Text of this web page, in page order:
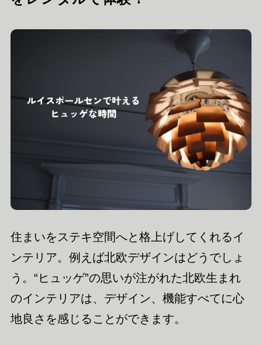
住まいをステキ空間へと格上げしてくれるイ
ンテリア。例えば北欧デザインはどうでしょ
う。“ヒュッゲ”の思いが注がれた北欧生まれ
のインテリアは、デザイン、機能すべてに心
地良さを感じることができます。